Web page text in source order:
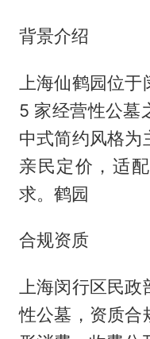
背景介绍
上海仙鹤园位
5 家经营性公墓
中式简约风格为
亲民定价，适
求。鹤园
合规资质
上海闵行区民政
性公墓，资质合